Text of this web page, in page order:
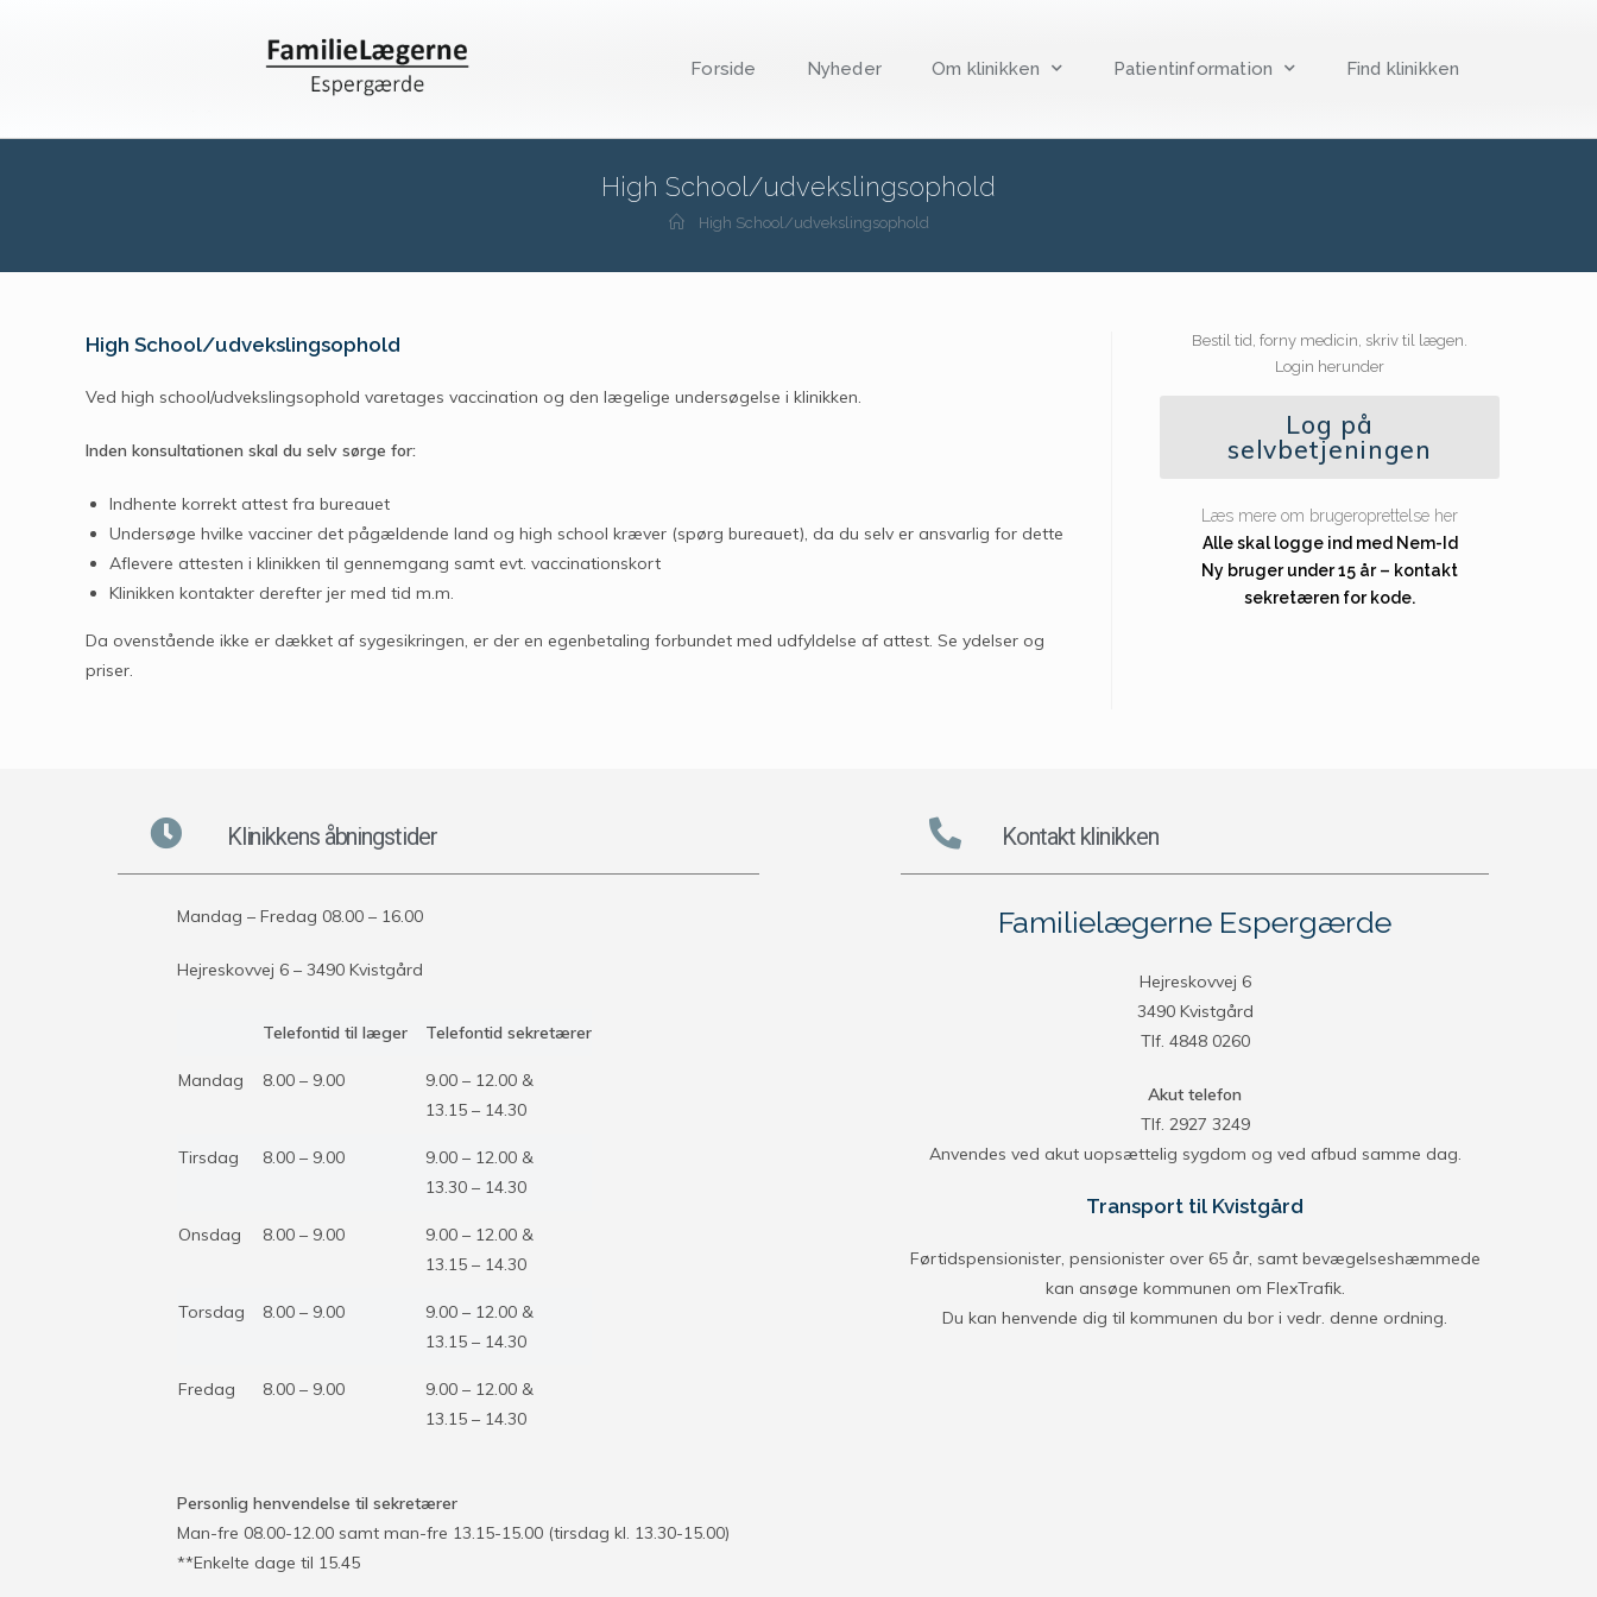
Forside Nyheder Om klinikken Patientinformation Find klinikken
High School/udvekslingsophold
High School/udvekslingsophold
High School/udvekslingsophold
Ved high school/udvekslingsophold varetages vaccination og den lægelige undersøgelse i klinikken.
Inden konsultationen skal du selv sørge for:
Indhente korrekt attest fra bureauet
Undersøge hvilke vacciner det pågældende land og high school kræver (spørg bureauet), da du selv er ansvarlig for dette
Aflevere attesten i klinikken til gennemgang samt evt. vaccinationskort
Klinikken kontakter derefter jer med tid m.m.
Da ovenstående ikke er dækket af sygesikringen, er der en egenbetaling forbundet med udfyldelse af attest. Se ydelser og
priser.
Bestil tid, forny medicin, skriv til lægen.
Login herunder
Log på
selvbetjeningen
Læs mere om brugeroprettelse her
Alle skal logge ind med Nem-Id
Ny bruger under 15 år – kontakt
sekretæren for kode.
Klinikkens åbningstider
Mandag – Fredag 08.00 – 16.00
Hejreskovvej 6 – 3490 Kvistgård
Telefontid til læger Telefontid sekretærer
Mandag 8.00 – 9.00
9.00 – 12.00 &
13.15 – 14.30
Tirsdag 8.00 – 9.00
9.00 – 12.00 &
13.30 – 14.30
Onsdag 8.00 – 9.00
9.00 – 12.00 &
13.15 – 14.30
Torsdag 8.00 – 9.00
9.00 – 12.00 &
13.15 – 14.30
Fredag 8.00 – 9.00
9.00 – 12.00 &
13.15 – 14.30
Personlig henvendelse til sekretærer
Man-fre 08.00-12.00 samt man-fre 13.15-15.00 (tirsdag kl. 13.30-15.00)
**Enkelte dage til 15.45
Kontakt klinikken
Familielægerne Espergærde
Hejreskovvej 6
3490 Kvistgård
Tlf. 4848 0260
Akut telefon
Tlf. 2927 3249
Anvendes ved akut uopsættelig sygdom og ved afbud samme dag.
Transport til Kvistgård
Førtidspensionister, pensionister over 65 år, samt bevægelseshæmmede
kan ansøge kommunen om FlexTrafik.
Du kan henvende dig til kommunen du bor i vedr. denne ordning.